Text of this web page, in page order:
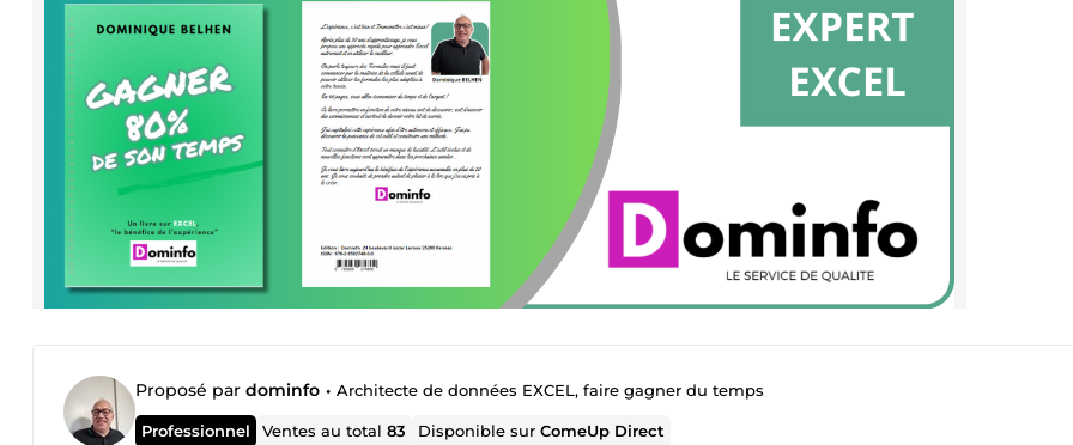
Proposé par dominfo • Architecte de données EXCEL, faire gagner du temps
Professionnel Ventes au total83 Disponible surComeUp Direct